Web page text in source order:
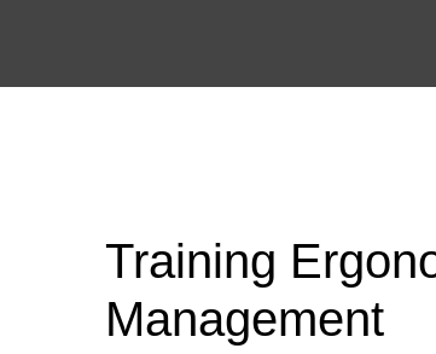
Training
Management